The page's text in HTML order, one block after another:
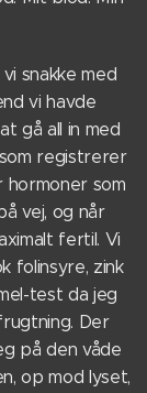
snakke med
vi havde
gå all in med
registrerer
som
vej, og når
fertil. Vi
folinsyre, zink
test da jeg
Der
på den våde
op mod lyset,